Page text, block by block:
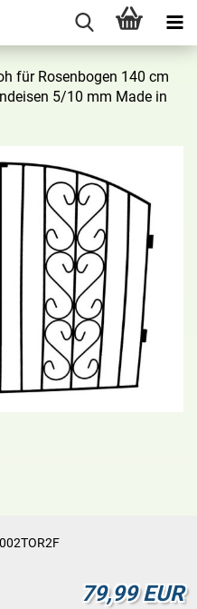
für Ro­sen­bo­gen 140 cm
5/10 mm Made in
79,99 EUR